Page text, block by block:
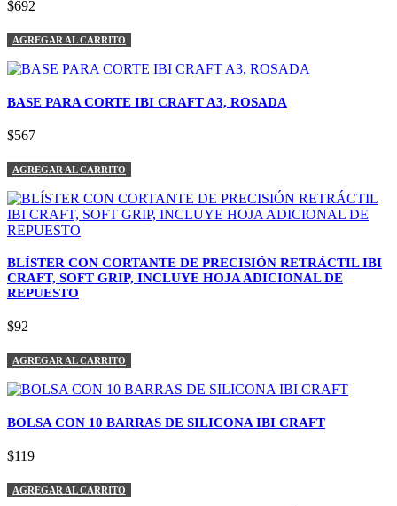
$692
AGREGAR AL CARRITO
BASE PARA CORTE IBI CRAFT A3, ROSADA
$567
AGREGAR AL CARRITO
BLÍSTER CON CORTANTE DE PRECISIÓN RETRÁCTIL IBI
CRAFT, SOFT GRIP, INCLUYE HOJA ADICIONAL DE
REPUESTO
$92
AGREGAR AL CARRITO
BOLSA CON 10 BARRAS DE SILICONA IBI CRAFT
$119
AGREGAR AL CARRITO